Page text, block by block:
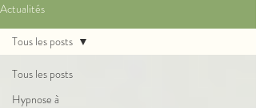
Actualités
Tous les posts
Hypnose à
Tous les posts